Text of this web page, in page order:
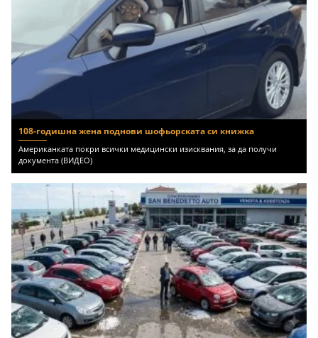
108-годишна жена поднови шофьорската си книжка
Американката покри всички медицински изисквания, за да получи
документа (ВИДЕО)